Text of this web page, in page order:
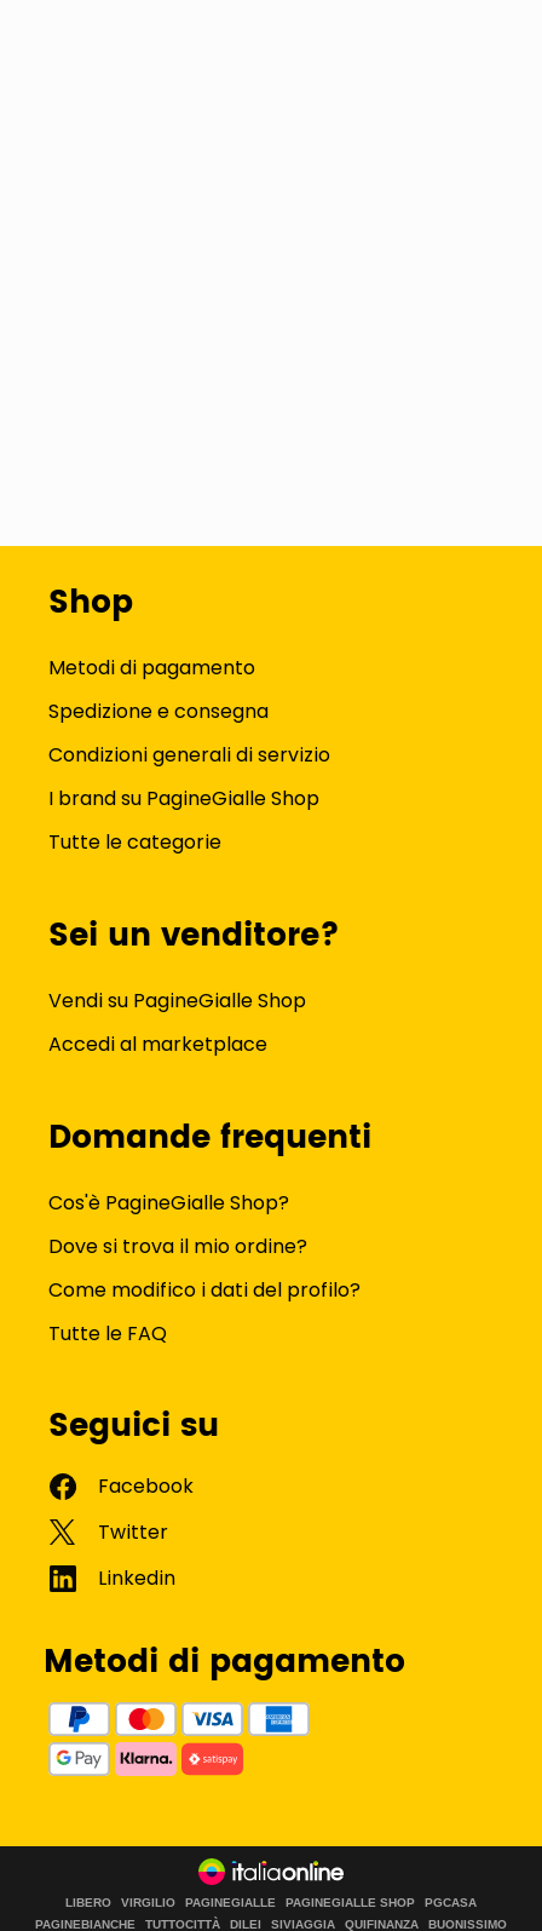
Shop
Metodi di pagamento
Spedizione e consegna
Condizioni generali di servizio
I brand su PagineGialle Shop
Tutte le categorie
Sei un venditore?
Vendi su PagineGialle Shop
Accedi al marketplace
Domande frequenti
Cos'è PagineGialle Shop?
Dove si trova il mio ordine?
Come modifico i dati del profilo?
Tutte le FAQ
Seguici su
Metodi di pagamento
LIBERO VIRGILIO PAGINEGIALLE PAGINEGIALLE SHOP
PGCASA
PAGINEBIANCHE
TUTTOCITTÀ DILEI SIVIAGGIA QUIFINANZA BUONISSIMO